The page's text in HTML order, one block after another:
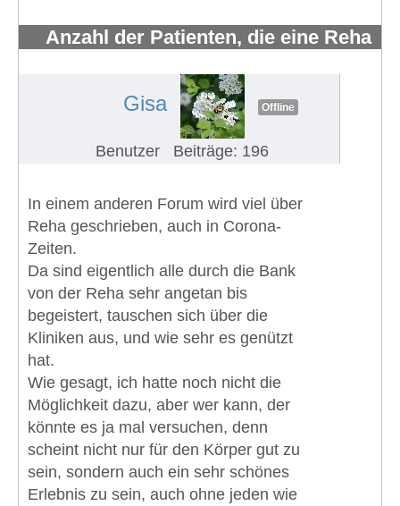
Anzahl der Patienten, die eine Reha
Gisa Offline
Benutzer Beiträge: 196
In einem anderen Forum wird viel über
Reha geschrieben, auch in Corona-
Zeiten.
Da sind eigentlich alle durch die Bank
von der Reha sehr angetan bis
begeistert, tauschen sich über die
Kliniken aus, und wie sehr es genützt
hat.
Wie gesagt, ich hatte noch nicht die
Möglichkeit dazu, aber wer kann, der
könnte es ja mal versuchen, denn
scheint nicht nur für den Körper gut zu
sein, sondern auch ein sehr schönes
Erlebnis zu sein, auch ohne jeden wie